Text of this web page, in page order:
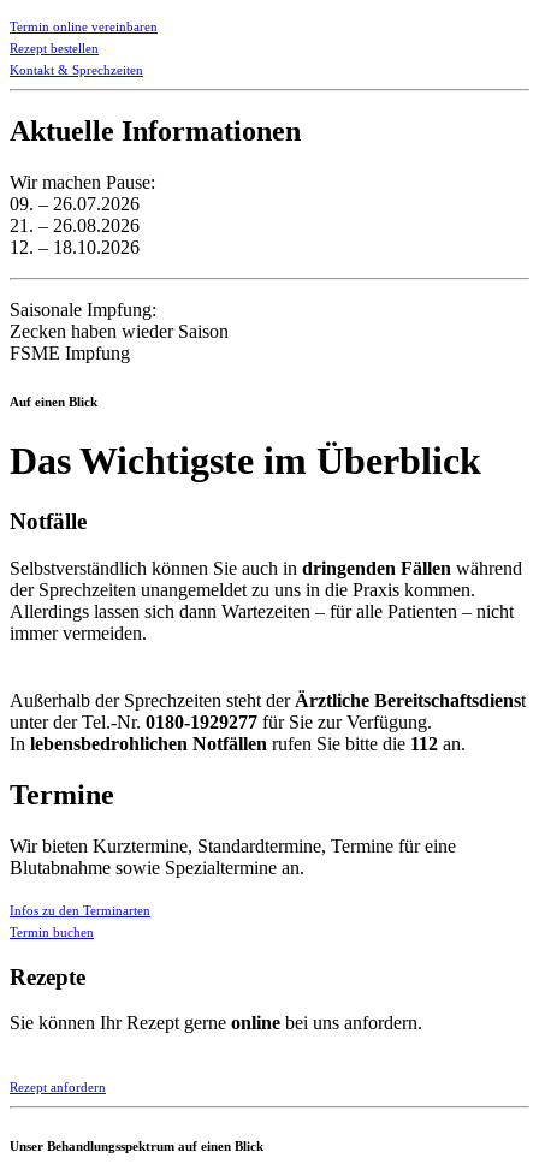
Termin online vereinbaren
Rezept bestellen
Kontakt & Sprechzeiten
Aktuelle Informationen
Wir machen Pause:
09. – 26.07.2026
21. – 26.08.2026
12. – 18.10.2026
Saisonale Impfung:
Zecken haben wieder Saison
FSME Impfung
Auf einen Blick
Das Wichtigste im Überblick
Notfälle
Selbstverständlich können Sie auch in dringenden Fällen während
der Sprechzeiten unangemeldet zu uns in die Praxis kommen.
Allerdings lassen sich dann Wartezeiten – für alle Patienten – nicht
immer vermeiden.
Außerhalb der Sprechzeiten steht der Ärztliche Bereitschaftsdienst
unter der Tel.-Nr. 0180-1929277 für Sie zur Verfügung.
In lebensbedrohlichen Notfällen rufen Sie bitte die 112 an.
Termine
Wir bieten Kurztermine, Standardtermine, Termine für eine
Blutabnahme sowie Spezialtermine an.
Infos zu den Terminarten
Termin buchen
Rezepte
Sie können Ihr Rezept gerne online bei uns anfordern.
Rezept anfordern
Unser Behandlungsspektrum auf einen Blick